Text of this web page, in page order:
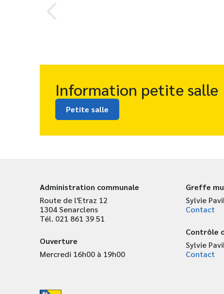
Information petite salle
Petite salle
Administration communale
Route de l'Etraz 12
1304 Senarclens
Tél. 021 861 39 51
Ouverture
Mercredi 16h00 à 19h00
Greffe
Sylvie
Contact
Contrôle
Sylvie
Contact